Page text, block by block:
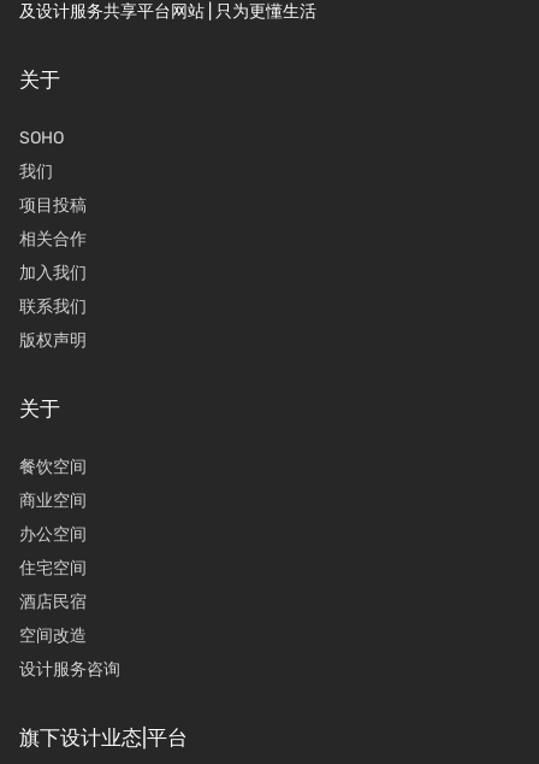
及设计服务共享平台网站 | 只为更懂生活
关于
SOHO
我们
项目投稿
相关合作
加入我们
联系我们
版权声明
关于
餐饮空间
商业空间
办公空间
住宅空间
酒店民宿
空间改造
设计服务咨询
旗下设计业态|平台